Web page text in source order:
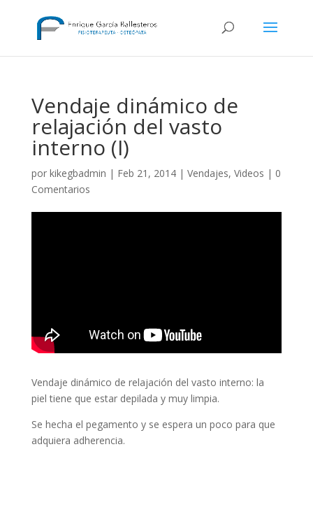
Vendaje dinámico de
relajación del vasto
interno (I)
por kikegbadmin | Feb 21, 2014| Vendajes, Videos | 0
Comentarios
Vendaje dinámico de relajación del vasto interno: la
piel tiene que estar depilada y muy limpia.
Se hecha el pegamento y se espera un poco para que
adquiera adherencia.